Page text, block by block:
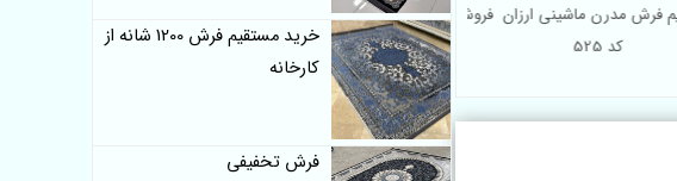
فروش اینترنتی گلیم فرش طرح
ترک کد 203
گلیم فرش مدرن ماشینی ارزان
کد 525
خرید مستقیم فرش 1200 شانه از
کارخانه
فرش تخفیفی